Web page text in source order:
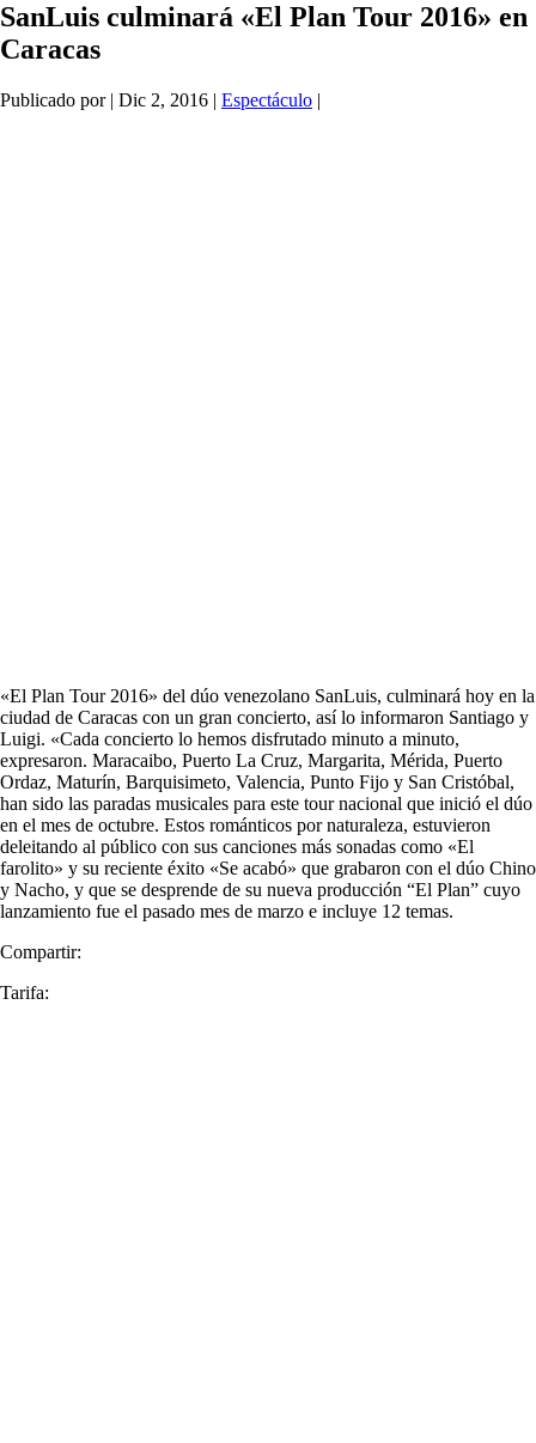
SanLuis culminará «El Plan Tour 2016» en
Caracas
Publicado por | Dic 2, 2016 | Espectáculo |
«El Plan Tour 2016» del dúo venezolano SanLuis, culminará hoy en la
ciudad de Caracas con un gran concierto, así lo informaron Santiago y
Luigi. «Cada concierto lo hemos disfrutado minuto a minuto,
expresaron. Maracaibo, Puerto La Cruz, Margarita, Mérida, Puerto
Ordaz, Maturín, Barquisimeto, Valencia, Punto Fijo y San Cristóbal,
han sido las paradas musicales para este tour nacional que inició el dúo
en el mes de octubre. Estos románticos por naturaleza, estuvieron
deleitando al público con sus canciones más sonadas como «El
farolito» y su reciente éxito «Se acabó» que grabaron con el dúo Chino
y Nacho, y que se desprende de su nueva producción “El Plan” cuyo
lanzamiento fue el pasado mes de marzo e incluye 12 temas.
Compartir:
Tarifa: